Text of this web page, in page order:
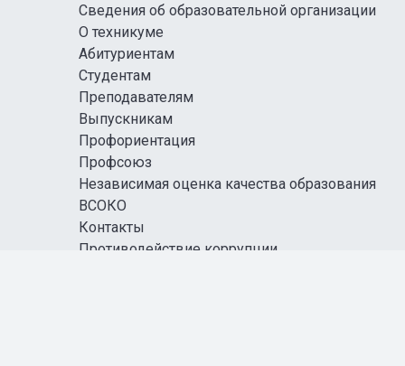
Сведения об образовательной организации
О техникуме
Абитуриентам
Студентам
Преподавателям
Выпускникам
Профориентация
Профсоюз
Независимая оценка качества образования
ВСОКО
Контакты
Противодействие коррупции